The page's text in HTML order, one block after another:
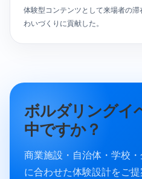
体験型コンテンツとして来場者の
わいづくりに貢献した。
ボルダリングイ
中ですか？
商業施設・自治体・学校
に合わせた体験設計をご提